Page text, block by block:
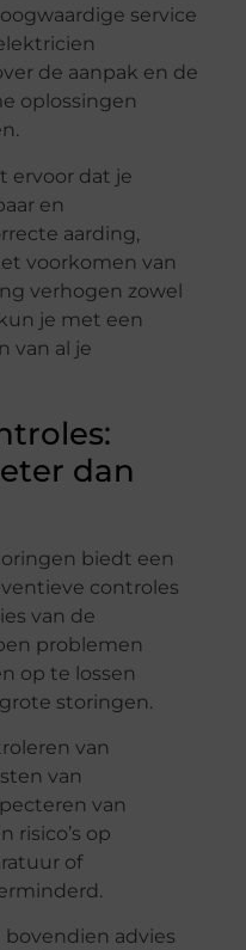
service
de aanpak en de
oplossingen
ervoor dat je
en
aarding,
voorkomen van
verhogen zowel
je met een
van al je
dan
biedt een
controles
van de
problemen
op te lossen
storingen.
van
van
van
risico’s op
of
advies